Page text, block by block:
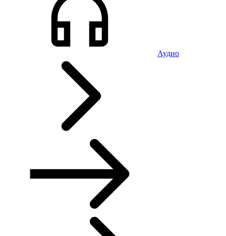
Аудио